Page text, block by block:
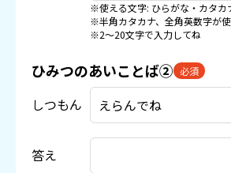
※使える文字: ひらがな・カタカ
※半角カタカナ、全角英数字が
※2〜20文字で入力してね
ひみつのあいことば② 必須
しつもん
答え